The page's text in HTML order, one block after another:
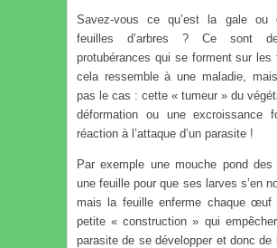
Savez-vous ce qu’est la gale ou
feuilles d’arbres ? Ce sont
protubérances qui se forment sur les
cela ressemble à une maladie,
pas le cas : cette « tumeur » du
déformation ou une excroissance
réaction à l’attaque d’un parasite !
Par exemple une mouche pond
une feuille pour que ses larves s’en
mais la feuille enferme chaque œuf
petite « construction » qui
parasite de se développer et donc de